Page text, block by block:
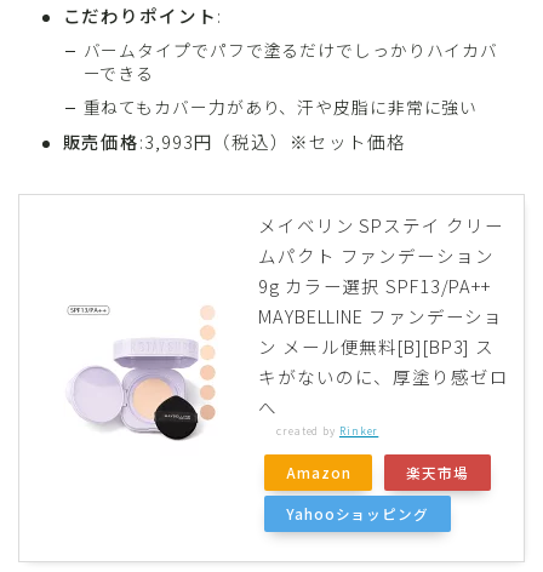
こだわりポイント:
バームタイプでパフで塗るだけでしっかりハイカバ
ーできる
重ねてもカバー力があり、汗や皮脂に非常に強い
販売価格:3,993円（税込）※セット価格
メイベリン SPステイ クリー
ムパクト ファンデーション
9g カラー選択 SPF13/PA++
MAYBELLINE ファンデーショ
ン メール便無料[B][BP3] ス
キがないのに、厚塗り感ゼロ
へ
created by Rinker
Amazon 楽天市場
Yahooショッピング